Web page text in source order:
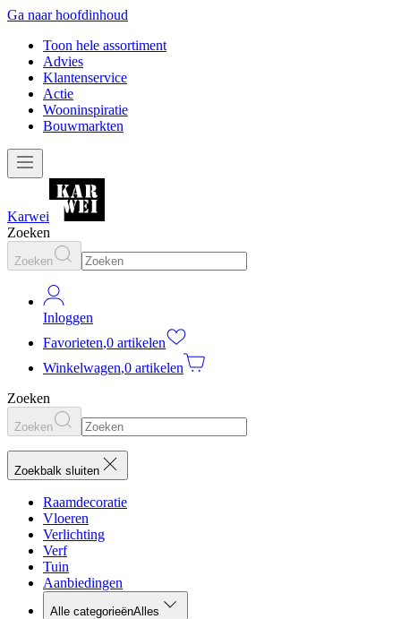
Ga naar hoofdinhoud
Toon hele assortiment
Advies
Klantenservice
Actie
Wooninspiratie
Bouwmarkten
Karwei
Zoeken
Zoeken
Inloggen
Favorieten,0 artikelen
Winkelwagen,0 artikelen
Zoeken
Zoeken
Zoekbalk sluiten
Raamdecoratie
Vloeren
Verlichting
Verf
Tuin
Aanbiedingen
Alle categorieënAlles